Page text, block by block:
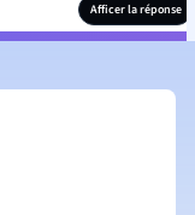
Afficer la réponse